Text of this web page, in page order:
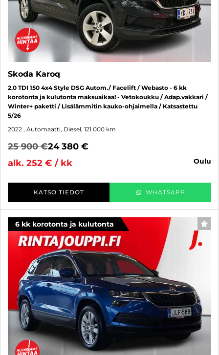
Skoda Karoq
2.0 TDI 150 4x4 Style DSG Autom./ Facelift / Webasto - 6 kk
korotonta ja kulutonta maksuaikaa! - Vetokoukku / Adap.vakkari /
Winter+ paketti / Lisälämmitin kauko-ohjaimella / Katsastettu
5/26
2022 , Automaatti, Diesel, 121 000 km
25 900 €24 380 €
alk. 252 € / kk
oulu
KATSO TIEDOT WHATSAPP
6 kk korotonta ja kulutonta